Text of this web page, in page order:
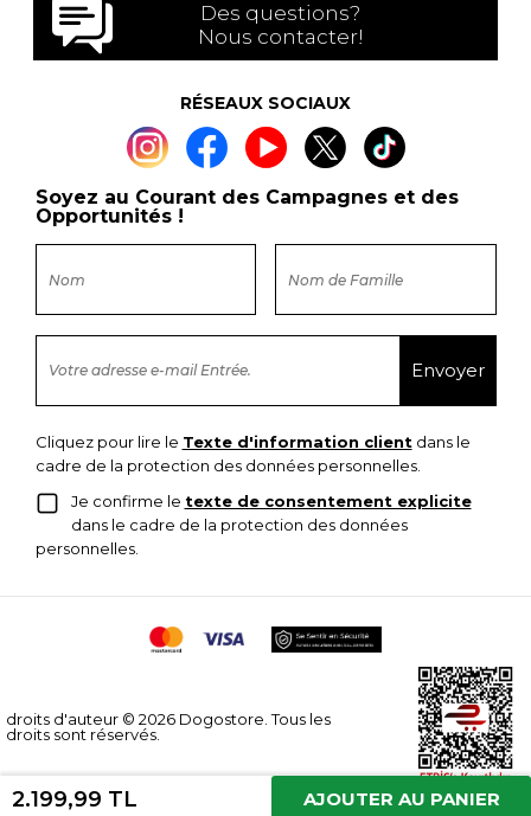
2.199,99 TL AJOUTER AU PANIER
Des questions?
Nous contacter!
RÉSEAUX SOCIAUX
Soyez au Courant des Campagnes et des
Opportunités !
Cliquez pour lire le Texte d'information clientdans le
cadre de la protection des données personnelles.
Je confirme le texte de consentement explicite
dans le cadre de la protection des données
personnelles.
droits d'auteur © 2026 Dogostore. Tous les
droits sont réservés.